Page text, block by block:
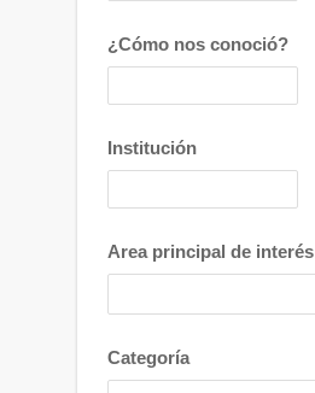
¿Cómo nos conoció?
Institución
Area principal de interés
Categoría